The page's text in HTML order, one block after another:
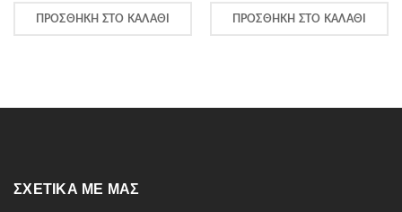
ΠΡΟΣΘΉΚΗ ΣΤΟ ΚΑΛΆΘΙ ΠΡΟΣΘΉΚΗ ΣΤΟ ΚΑΛΆΘΙ
ΣΧΕΤΙΚΆ ΜΕ ΜΑΣ